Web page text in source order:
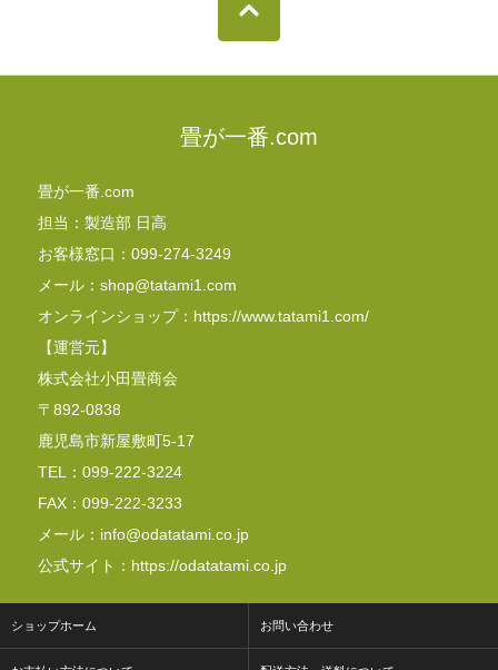
畳が一番.com
畳が一番.com
担当：製造部 日高
お客様窓口：099-274-3249
メール：shop@tatami1.com
オンラインショップ：https://www.tatami1.com/
【運営元】
株式会社小田畳商会
〒892-0838
鹿児島市新屋敷町5-17
TEL：099-222-3224
FAX：099-222-3233
メール：info@odatatami.co.jp
公式サイト：https://odatatami.co.jp
ショップホーム お問い合わせ